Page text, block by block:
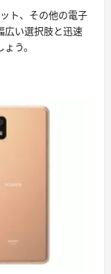
ト、その他の電子
広い選択肢と迅速
う。